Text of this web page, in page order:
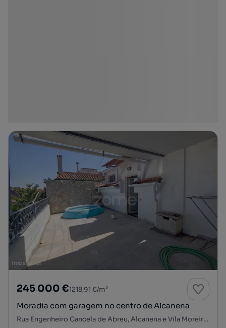
245 000 €1218,91 €/m²
Moradia com garagem no centro de Alcanena
Rua Engenheiro Cancela de Abreu, Alcanena e Vila Moreira, Alcanena, Santarém